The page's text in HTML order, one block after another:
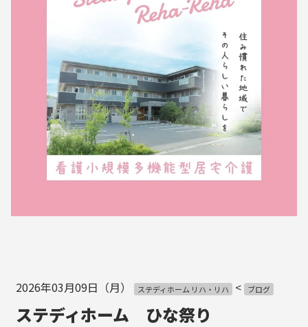
2026年03月09日（月） ステディホーム リハ・リハ < ブログ
ステディホーム ひな祭り